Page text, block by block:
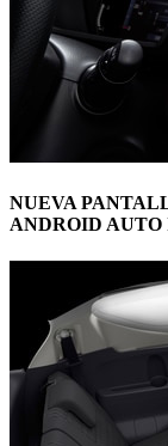
NUEVA
ANDROID